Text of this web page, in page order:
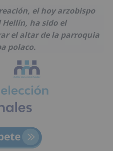
el hoy arzobispo
Hellín, ha sido el
el altar de la parroquia
polaco.